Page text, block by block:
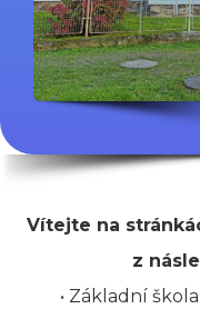
Vítejte na
z
• Základní